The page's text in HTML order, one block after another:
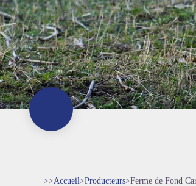
>>Accueil>Producteurs>Ferme de Fond